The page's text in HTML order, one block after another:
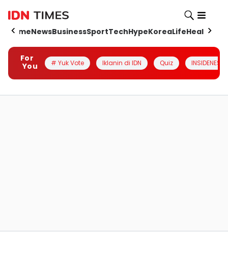
HomeNewsBusinessSportTechHypeKoreaLifeHealth
For
You
# Yuk Vote Iklanin di IDN Quiz INSIDENESIA